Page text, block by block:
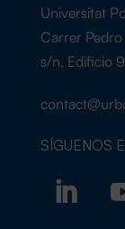
Universitat
Carrer
s/n, Edificio
SÍGUENOS